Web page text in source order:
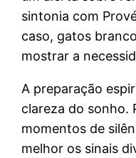
sintonia com
caso, gatos
mostrar a
A preparação
clareza do sonho.
momentos de
melhor os sinais